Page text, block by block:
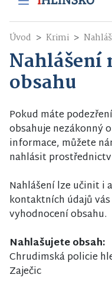
Úvod Krimi
Nahlášení
obsahu
Pokud máte
obsahuje nezákonný
informace, můžete
nahlásit
Nahlášení lze učinit i
kontaktních údajů
vyhodnocení obsahu.
Nahlašujete obsah:
Chrudimská policie
Zaječic